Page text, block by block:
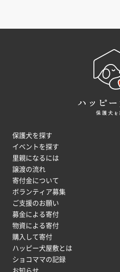
保護犬を探す
イベントを探す
里親になるには
譲渡の流れ
寄付金について
ボランティア募集
ご支援のお願い
募金による寄付
物資による寄付
購入して寄付
ハッピー犬屋敷とは
ショコママの記録